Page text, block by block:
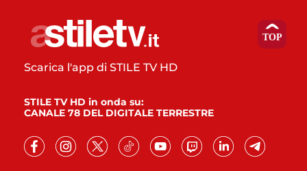
Scarica l'app di STILE TV HD
STILE TV HD in onda su:
CANALE 78 DEL DIGITALE TERRESTRE